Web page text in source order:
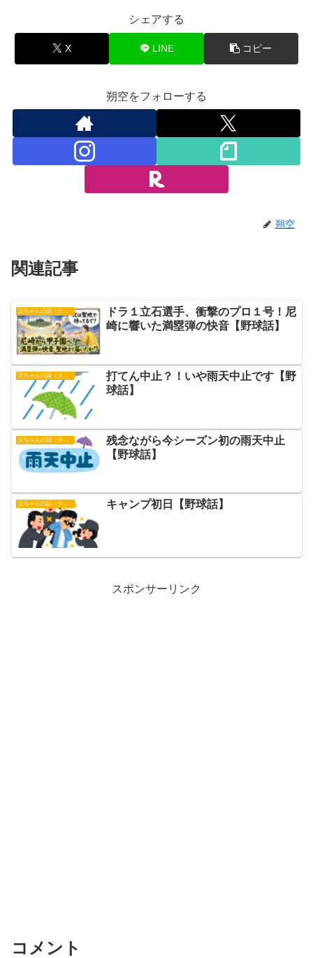
シェアする
X LINE コピー
朔空をフォローする
朔空
関連記事
父ちゃんの話（タイガース）
ドラ１立石選手、衝撃のプロ１号！尼
崎に響いた満塁弾の快音【野球話】
父ちゃんの話（タイガース）
打てん中止？！いや雨天中止です【野
球話】
残念ながら今シーズン初の雨天中止
【野球話】
父ちゃんの話（タイガース） キャンプ初日【野球話】
スポンサーリンク
コメント